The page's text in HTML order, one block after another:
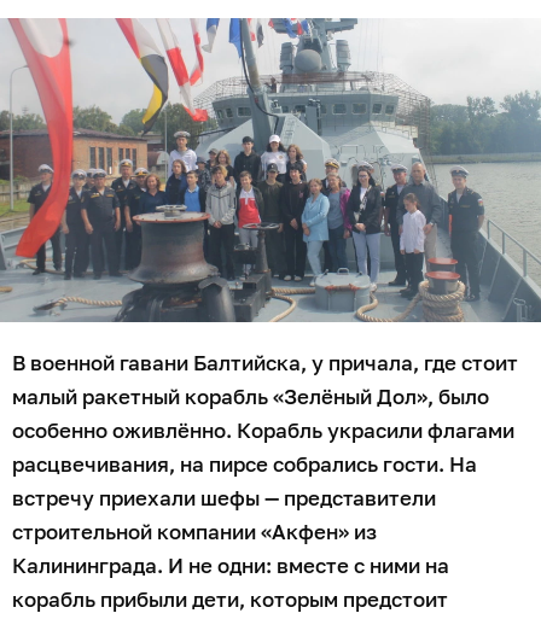
В военной гавани Балтийска, у причала, где стоит
малый ракетный корабль «Зелёный Дол», было
особенно оживлённо. Корабль украсили флагами
расцвечивания, на пирсе собрались гости. На
встречу приехали шефы — представители
строительной компании «Акфен» из
Калининграда. И не одни: вместе с ними на
корабль прибыли дети, которым предстоит